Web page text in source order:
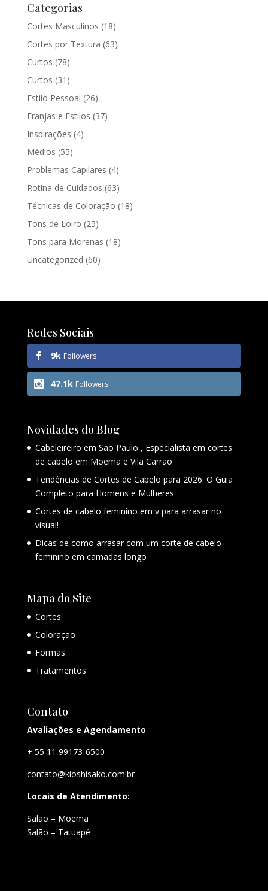
Categorias
Cortes Masculinos (18)
Cortes por Textura (63)
Curtos (78)
Curtos (31)
Estilo Pessoal (26)
Franjas e Estilos (37)
Inspirações (4)
Médios (55)
Problemas Capilares (4)
Rotina de Cuidados (63)
Técnicas de Coloração (18)
Tons de Loiro (25)
Tons para Morenas (18)
Uncategorized (60)
Redes Sociais
9k Followers
47.1k Followers
Novidades do Blog
Cabeleireiro em São Paulo , Especialista em cortes
de cabelo em Moema e Vila Carrão
Tendências de Cortes de Cabelo para 2026: O Guia
Completo para Homens e Mulheres
Cortes de cabelo feminino em v para arrasar no
visual!
Dicas de como arrasar com um corte de cabelo
feminino em camadas longo
Mapa do Site
Cortes
Coloração
Formas
Tratamentos
Contato
Avaliações e Agendamento
+ 55 11 99173-6500
contato@kioshisako.com.br
Locais de Atendimento:
Salão – Moema
Salão – Tatuapé